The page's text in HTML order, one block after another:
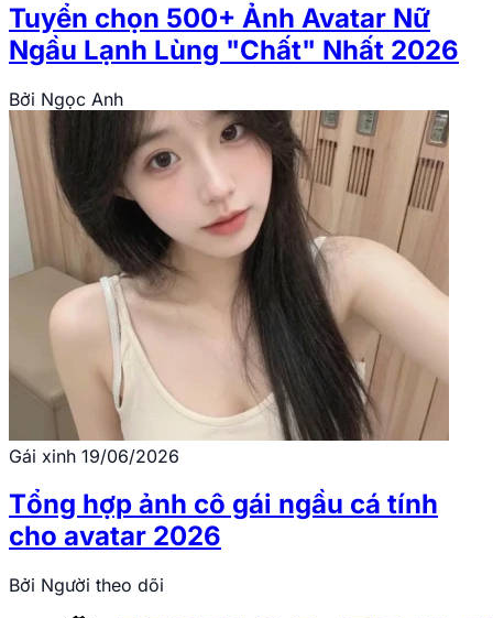
Tuyển chọn 500+ Ảnh Avatar Nữ
Ngầu Lạnh Lùng "Chất" Nhất 2026
Bởi Ngọc Anh
Gái xinh 19/06/2026
Tổng hợp ảnh cô gái ngầu cá tính
cho avatar 2026
Bởi Người theo dõi